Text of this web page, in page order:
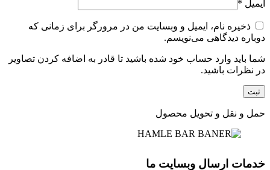
ایمیل *
ذخیره نام، ایمیل و وبسایت من در مرورگر برای زمانی که
دوباره دیدگاهی می‌نویسم.
شما باید وارد حساب خود شده باشید تا قادر به اضافه کردن تصاویر
در نظرات باشید.
حمل و نقل و تحویل محصول
خدمات ارسال وبسایت ما